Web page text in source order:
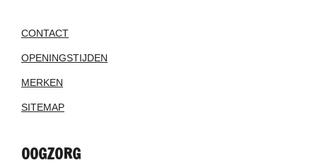
CONTACT
OPENINGSTIJDEN
MERKEN
SITEMAP
OOGZORG